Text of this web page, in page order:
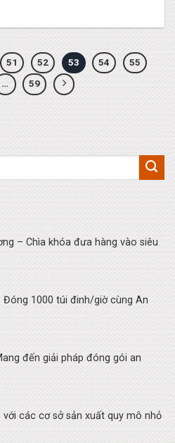
51 52 53 54 55
… 59
– Chìa khóa đưa hàng vào siêu
1000 túi đinh/giờ cùng An
đến giải pháp đóng gói an
các cơ sở sản xuất quy mô nhỏ